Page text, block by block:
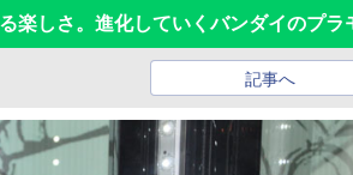
楽しさ。進化していくバンダイのプラ
記事へ